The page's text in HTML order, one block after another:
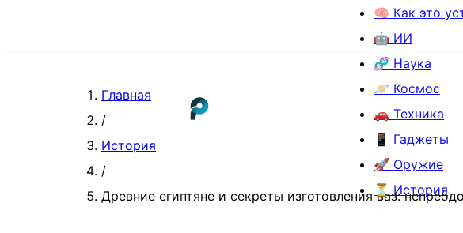
🧠 Как это
🤖 ИИ
🧬 Наука
🪐 Космос
🚗 Техника
📱 Гаджеты
🚀 Оружие
⏳ История
Главная
/
История
/
Древние египтяне и секреты изготовления ваз: